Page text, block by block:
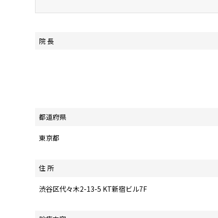
院 長
都道府県
東京都
住 所
渋谷区代々木2-13-5 KT新宿ビル7F